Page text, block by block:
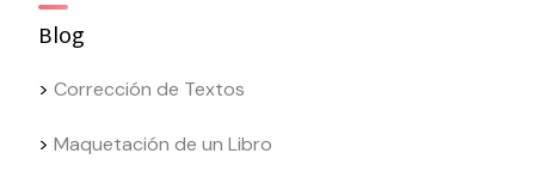
Blog
> Corrección de Textos
> Maquetación de un Libro